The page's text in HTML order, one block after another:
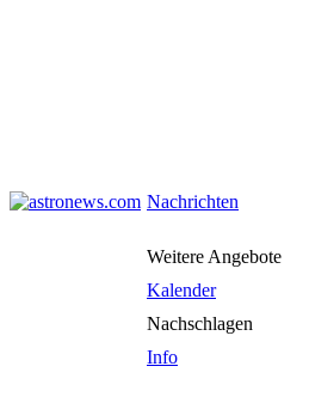
Nachrichten
Weitere Angebote
Kalender
Nachschlagen
Info